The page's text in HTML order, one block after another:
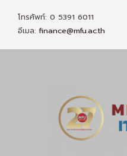
โทรศัพท์: 0 5391 6011
อีเมล:finance@mfu.ac.th